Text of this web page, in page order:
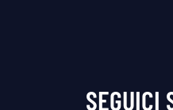
SEGUICI